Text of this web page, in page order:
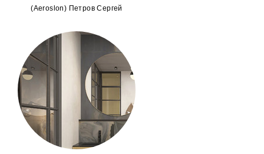
(Aeroslon) Петров Сергей